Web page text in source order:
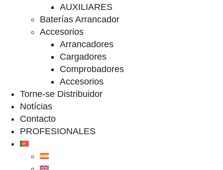
AUXILIARES
Baterías Arrancador
Accesorios
Arrancadores
Cargadores
Comprobadores
Accesorios
Torne-se Distribuidor
Notícias
Contacto
PROFESIONALES